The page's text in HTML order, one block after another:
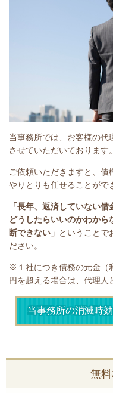
当事務所では、お客様の代
させていただいております。
ご依頼いただきますと、債
やりとりも任せることがで
「長年、返済していない借
どうしたらいいのかわから
断できない」 ということで
ださい。
※１社につき債務の元金（
円を超える場合は、代理人
当事務所の消滅時
無